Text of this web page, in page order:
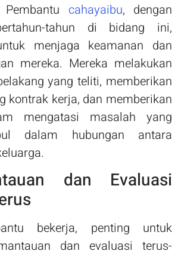
cahayaibu, dengan
tahun di bidang ini,
menjaga keamanan dan
mereka. Mereka melakukan
yang teliti, memberikan
kontrak kerja, dan memberikan
mengatasi masalah yang
dalam hubungan antara
dan Evaluasi
bekerja, penting untuk
dan evaluasi terus-